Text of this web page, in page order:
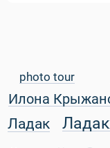
photo tour
Илона
Ладак